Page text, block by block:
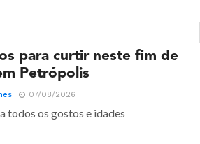
para curtir neste fim de
Petrópolis
07/08/2026
todos os gostos e idades